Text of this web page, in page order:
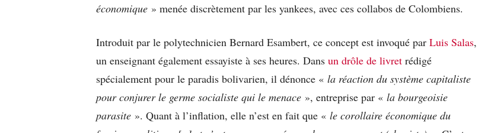
économique » menée discrètement par les yankees, avec ces collabos de Colombiens.
Introduit par le polytechnicien Bernard Esambert, ce concept est invoqué par Luis Salas,
un enseignant également essayiste à ses heures. Dans un drôle de livret rédigé
spécialement pour le paradis bolivarien, il dénonce « la réaction du système capitaliste
pour conjurer le germe socialiste qui le menace », entreprise par « la bourgeoisie
parasite ». Quant à l’inflation, elle n’est en fait que « le corollaire économique du